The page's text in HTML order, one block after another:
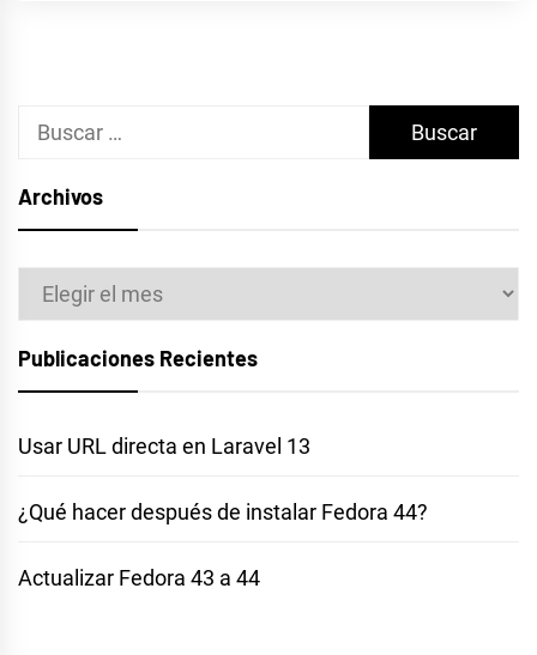
Buscar:
Archivos
Archivos
Publicaciones Recientes
Usar URL directa en Laravel 13
¿Qué hacer después de instalar Fedora 44?
Actualizar Fedora 43 a 44